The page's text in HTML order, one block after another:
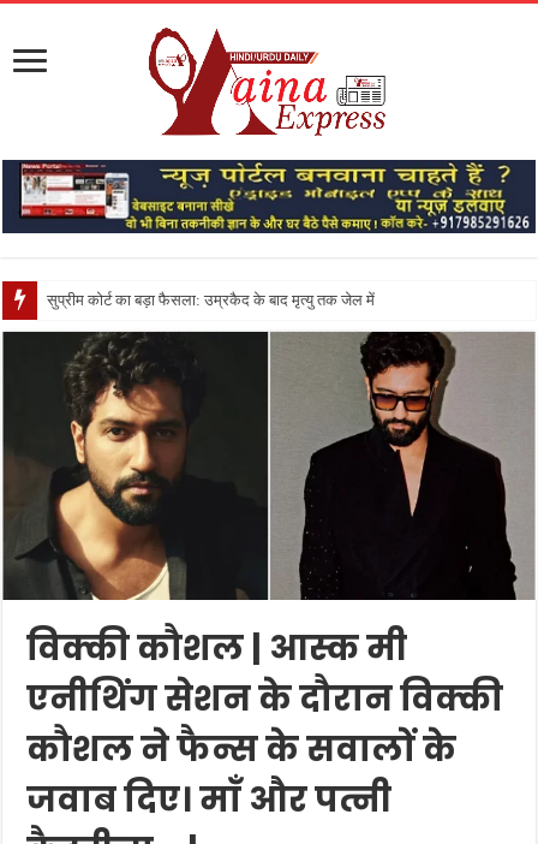
सुप्रीम कोर्ट का बड़ा फैसला: उम्रकैद के बाद मृत्यु तक जेल में रखने की सजा संविधान
विक्की कौशल | आस्क मी
एनीथिंग सेशन के दौरान विक्की
कौशल ने फैन्स के सवालों के
जवाब दिए। माँ और पत्नी